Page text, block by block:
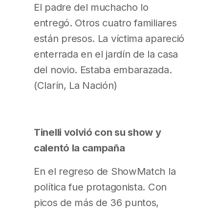
El padre del muchacho lo
entregó. Otros cuatro familiares
están presos. La víctima apareció
enterrada en el jardín de la casa
del novio. Estaba embarazada.
(Clarín, La Nación)
Tinelli volvió con su show y
calentó la campaña
En el regreso de ShowMatch la
política fue protagonista. Con
picos de más de 36 puntos,